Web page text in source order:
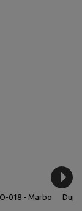
a tornalétrához)